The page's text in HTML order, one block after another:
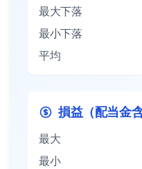
最大下落
最小下落
平均
損益（配当金含
最大
最小